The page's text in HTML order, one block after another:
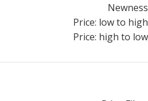
Newness
Price: low to high
Price: high to low